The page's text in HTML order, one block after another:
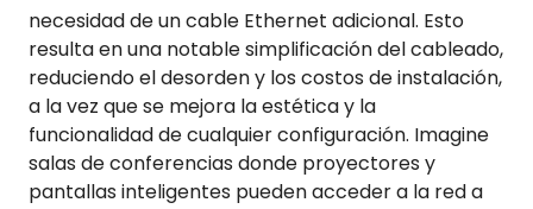
necesidad de un cable Ethernet adicional. Esto
resulta en una notable simplificación del cableado,
reduciendo el desorden y los costos de instalación,
a la vez que se mejora la estética y la
funcionalidad de cualquier configuración. Imagine
salas de conferencias donde proyectores y
pantallas inteligentes pueden acceder a la red a